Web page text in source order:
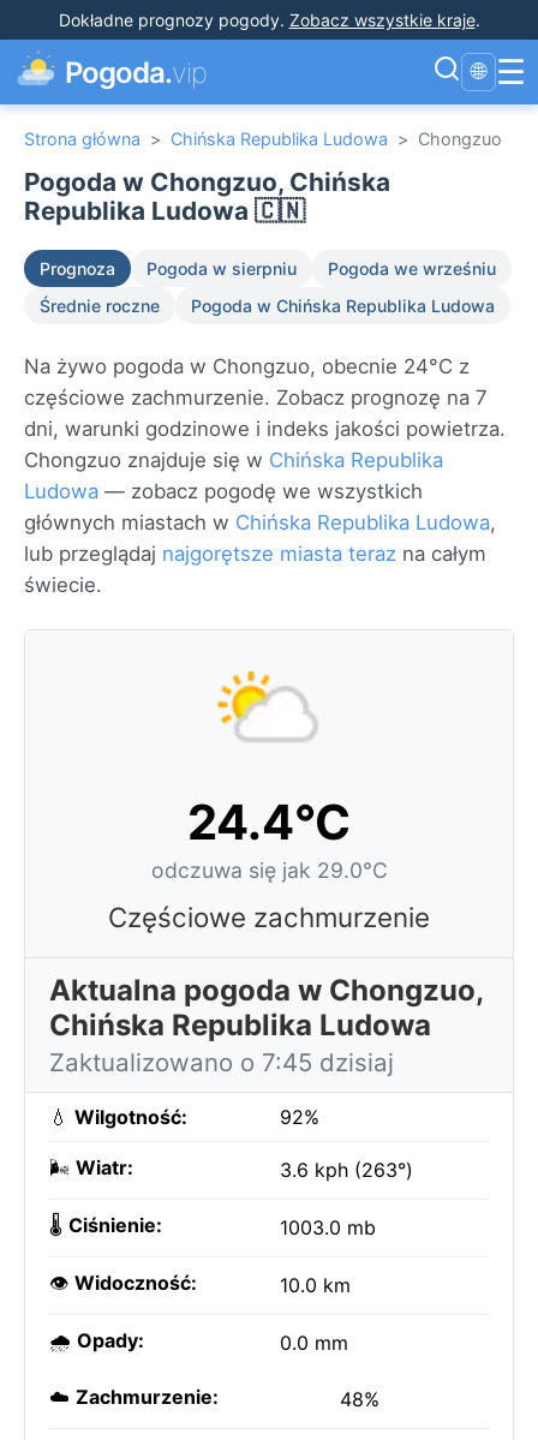
Dokładne prognozy pogody. Zobacz wszystkie kraje.
Pogoda.vip 🌐 ☰
Strona główna > Chińska Republika Ludowa > Chongzuo
Pogoda w Chongzuo, Chińska
Republika Ludowa 🇨🇳
Prognoza Pogoda w sierpniu
Pogoda we wrześniu
Średnie roczne
Pogoda w Chińska Republika Ludowa
Na żywo pogoda w Chongzuo, obecnie 24°C z
częściowe zachmurzenie. Zobacz prognozę na 7
dni, warunki godzinowe i indeks jakości powietrza.
Chongzuo znajduje się w Chińska Republika
Ludowa — zobacz pogodę we wszystkich
głównych miastach w Chińska Republika Ludowa,
lub przeglądaj najgorętsze miasta teraz na całym
świecie.
24.4°C
odczuwa się jak 29.0°C
Częściowe zachmurzenie
Aktualna pogoda w Chongzuo,
Chińska Republika Ludowa
Zaktualizowano o 7:45 dzisiaj
💧 Wilgotność: 92%
🌬️ Wiatr: 3.6 kph (263°)
🌡️ Ciśnienie: 1003.0 mb
👁️ Widoczność: 10.0 km
🌧️ Opady: 0.0 mm
☁️ Zachmurzenie: 48%